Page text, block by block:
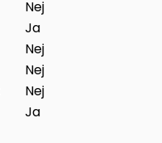
Nej
Ja
Nej
Nej
Nej
Ja